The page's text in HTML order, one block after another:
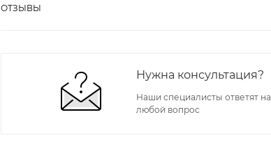
ОТЗЫВЫ
Нужна консультация?
Наши специалисты ответят на
любой вопрос